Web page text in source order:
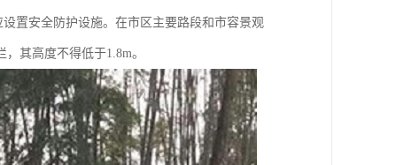
置安全防护设施。在市区主要路段和市容景观
其高度不得低于1.8m。